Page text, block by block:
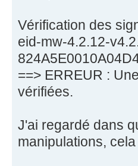
Vérification des
eid-mw-4.2.12-
==> ERREUR :
vérifiées.
J'ai regardé dans
manipulations,